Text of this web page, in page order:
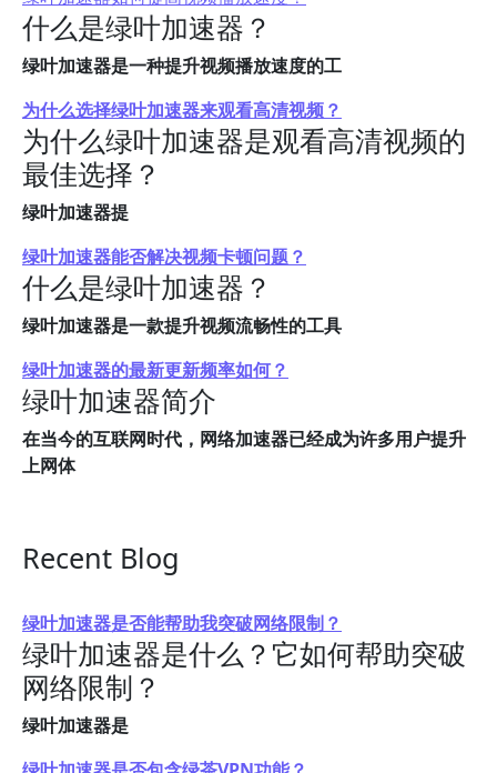
什么是绿叶加速器？
绿叶加速器是一种提升视频播放速度的工
为什么选择绿叶加速器来观看高清视频？
为什么绿叶加速器是观看高清视频的
最佳选择？
绿叶加速器提
绿叶加速器能否解决视频卡顿问题？
什么是绿叶加速器？
绿叶加速器是一款提升视频流畅性的工具
绿叶加速器的最新更新频率如何？
绿叶加速器简介
在当今的互联网时代，网络加速器已经成为许多用户提升
上网体
Recent Blog
绿叶加速器是否能帮助我突破网络限制？
绿叶加速器是什么？它如何帮助突破
网络限制？
绿叶加速器是